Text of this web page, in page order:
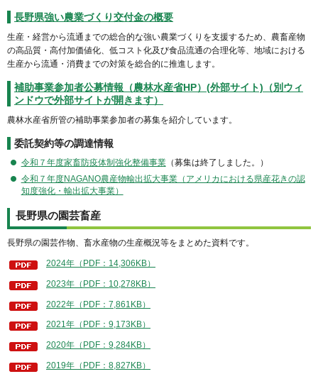
長野県強い農業づくり交付金の概要
生産・経営から流通までの総合的な強い農業づくりを支援するため、農畜産物
の高品質・高付加価値化、低コスト化及び食品流通の合理化等、地域における
生産から流通・消費までの対策を総合的に推進します。
補助事業参加者公募情報（農林水産省HP）(外部サイト)（別ウィ
ンドウで外部サイトが開きます）
農林水産省所管の補助事業参加者の募集を紹介しています。
委託契約等の調達情報
令和７年度家畜防疫体制強化整備事業（募集は終了しました。）
令和７年度NAGANO農産物輸出拡大事業（アメリカにおける県産花きの認
知度強化・輸出拡大事業）
長野県の園芸畜産
長野県の園芸作物、畜水産物の生産概況等をまとめた資料です。
2024年（PDF：14,306KB）
2023年（PDF：10,278KB）
2022年（PDF：7,861KB）
2021年（PDF：9,173KB）
2020年（PDF：9,284KB）
2019年（PDF：8,827KB）